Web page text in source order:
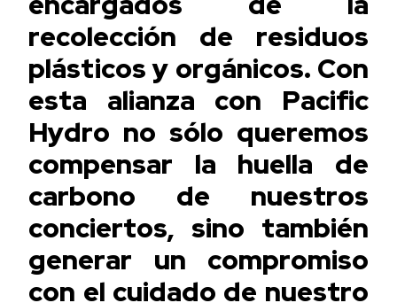
recolección de residuos
plásticos y orgánicos. Con
esta alianza con Pacific
Hydro no sólo queremos
compensar la huella de
carbono de nuestros
conciertos, sino también
generar un compromiso
con el cuidado de nuestro